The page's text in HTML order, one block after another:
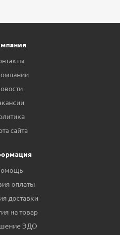
сайта
оплаты
доставки
на товар
ЭДО